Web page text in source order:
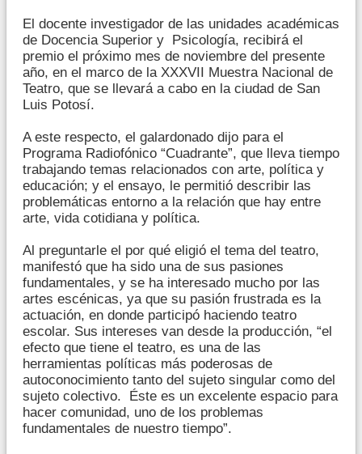
El docente investigador de las unidades académicas
de Docencia Superior y Psicología, recibirá el
premio el próximo mes de noviembre del presente
año, en el marco de la XXXVII Muestra Nacional de
Teatro, que se llevará a cabo en la ciudad de San
Luis Potosí.
A este respecto, el galardonado dijo para el
Programa Radiofónico “Cuadrante”, que lleva tiempo
trabajando temas relacionados con arte, política y
educación; y el ensayo, le permitió describir las
problemáticas entorno a la relación que hay entre
arte, vida cotidiana y política.
Al preguntarle el por qué eligió el tema del teatro,
manifestó que ha sido una de sus pasiones
fundamentales, y se ha interesado mucho por las
artes escénicas, ya que su pasión frustrada es la
actuación, en donde participó haciendo teatro
escolar. Sus intereses van desde la producción, “el
efecto que tiene el teatro, es una de las
herramientas políticas más poderosas de
autoconocimiento tanto del sujeto singular como del
sujeto colectivo. Éste es un excelente espacio para
hacer comunidad, uno de los problemas
fundamentales de nuestro tiempo”.